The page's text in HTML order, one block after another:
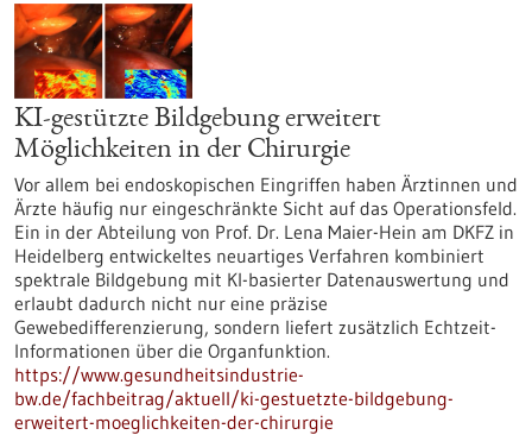
KI-gestützte Bildgebung erweitert
Möglichkeiten in der Chirurgie
Vor allem bei endoskopischen Eingriffen haben Ärztinnen und
Ärzte häufig nur eingeschränkte Sicht auf das Operationsfeld.
Ein in der Abteilung von Prof. Dr. Lena Maier-Hein am DKFZ in
Heidelberg entwickeltes neuartiges Verfahren kombiniert
spektrale Bildgebung mit KI-basierter Datenauswertung und
erlaubt dadurch nicht nur eine präzise
Gewebedifferenzierung, sondern liefert zusätzlich Echtzeit-
Informationen über die Organfunktion.
https://www.gesundheitsindustrie-
bw.de/fachbeitrag/aktuell/ki-gestuetzte-bildgebung-
erweitert-moeglichkeiten-der-chirurgie